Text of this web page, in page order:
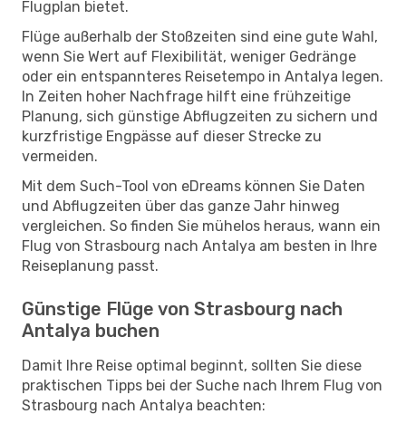
Flugplan bietet.
Flüge außerhalb der Stoßzeiten sind eine gute Wahl,
wenn Sie Wert auf Flexibilität, weniger Gedränge
oder ein entspannteres Reisetempo in Antalya legen.
In Zeiten hoher Nachfrage hilft eine frühzeitige
Planung, sich günstige Abflugzeiten zu sichern und
kurzfristige Engpässe auf dieser Strecke zu
vermeiden.
Mit dem Such-Tool von eDreams können Sie Daten
und Abflugzeiten über das ganze Jahr hinweg
vergleichen. So finden Sie mühelos heraus, wann ein
Flug von Strasbourg nach Antalya am besten in Ihre
Reiseplanung passt.
Günstige Flüge von Strasbourg nach
Antalya buchen
Damit Ihre Reise optimal beginnt, sollten Sie diese
praktischen Tipps bei der Suche nach Ihrem Flug von
Strasbourg nach Antalya beachten: